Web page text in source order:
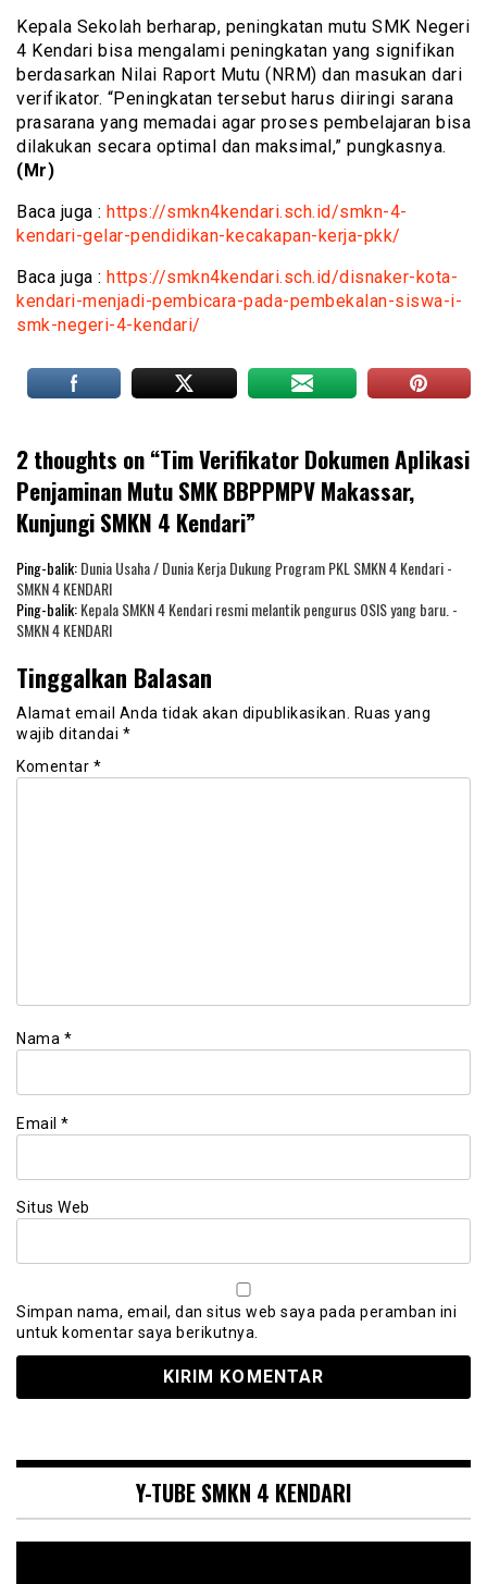
Kepala Sekolah berharap, peningkatan mutu SMK Negeri
4 Kendari bisa mengalami peningkatan yang signifikan
berdasarkan Nilai Raport Mutu (NRM) dan masukan dari
verifikator. “Peningkatan tersebut harus diiringi sarana
prasarana yang memadai agar proses pembelajaran bisa
dilakukan secara optimal dan maksimal,” pungkasnya.
(Mr)
Baca juga : https://smkn4kendari.sch.id/smkn-4-
kendari-gelar-pendidikan-kecakapan-kerja-pkk/
Baca juga : https://smkn4kendari.sch.id/disnaker-kota-
kendari-menjadi-pembicara-pada-pembekalan-siswa-i-
smk-negeri-4-kendari/
2 thoughts on “Tim Verifikator Dokumen Aplikasi
Penjaminan Mutu SMK BBPPMPV Makassar,
Kunjungi SMKN 4 Kendari”
Ping-balik:Dunia Usaha / Dunia Kerja Dukung Program PKL SMKN 4 Kendari -
SMKN 4 KENDARI
Ping-balik:Kepala SMKN 4 Kendari resmi melantik pengurus OSIS yang baru. -
SMKN 4 KENDARI
Tinggalkan Balasan
Alamat email Anda tidak akan dipublikasikan.
Ruas yang
wajib ditandai *
Komentar *
Nama *
Email *
Situs Web
Simpan nama, email, dan situs web saya pada peramban ini
untuk komentar saya berikutnya.
Y-TUBE SMKN 4 KENDARI